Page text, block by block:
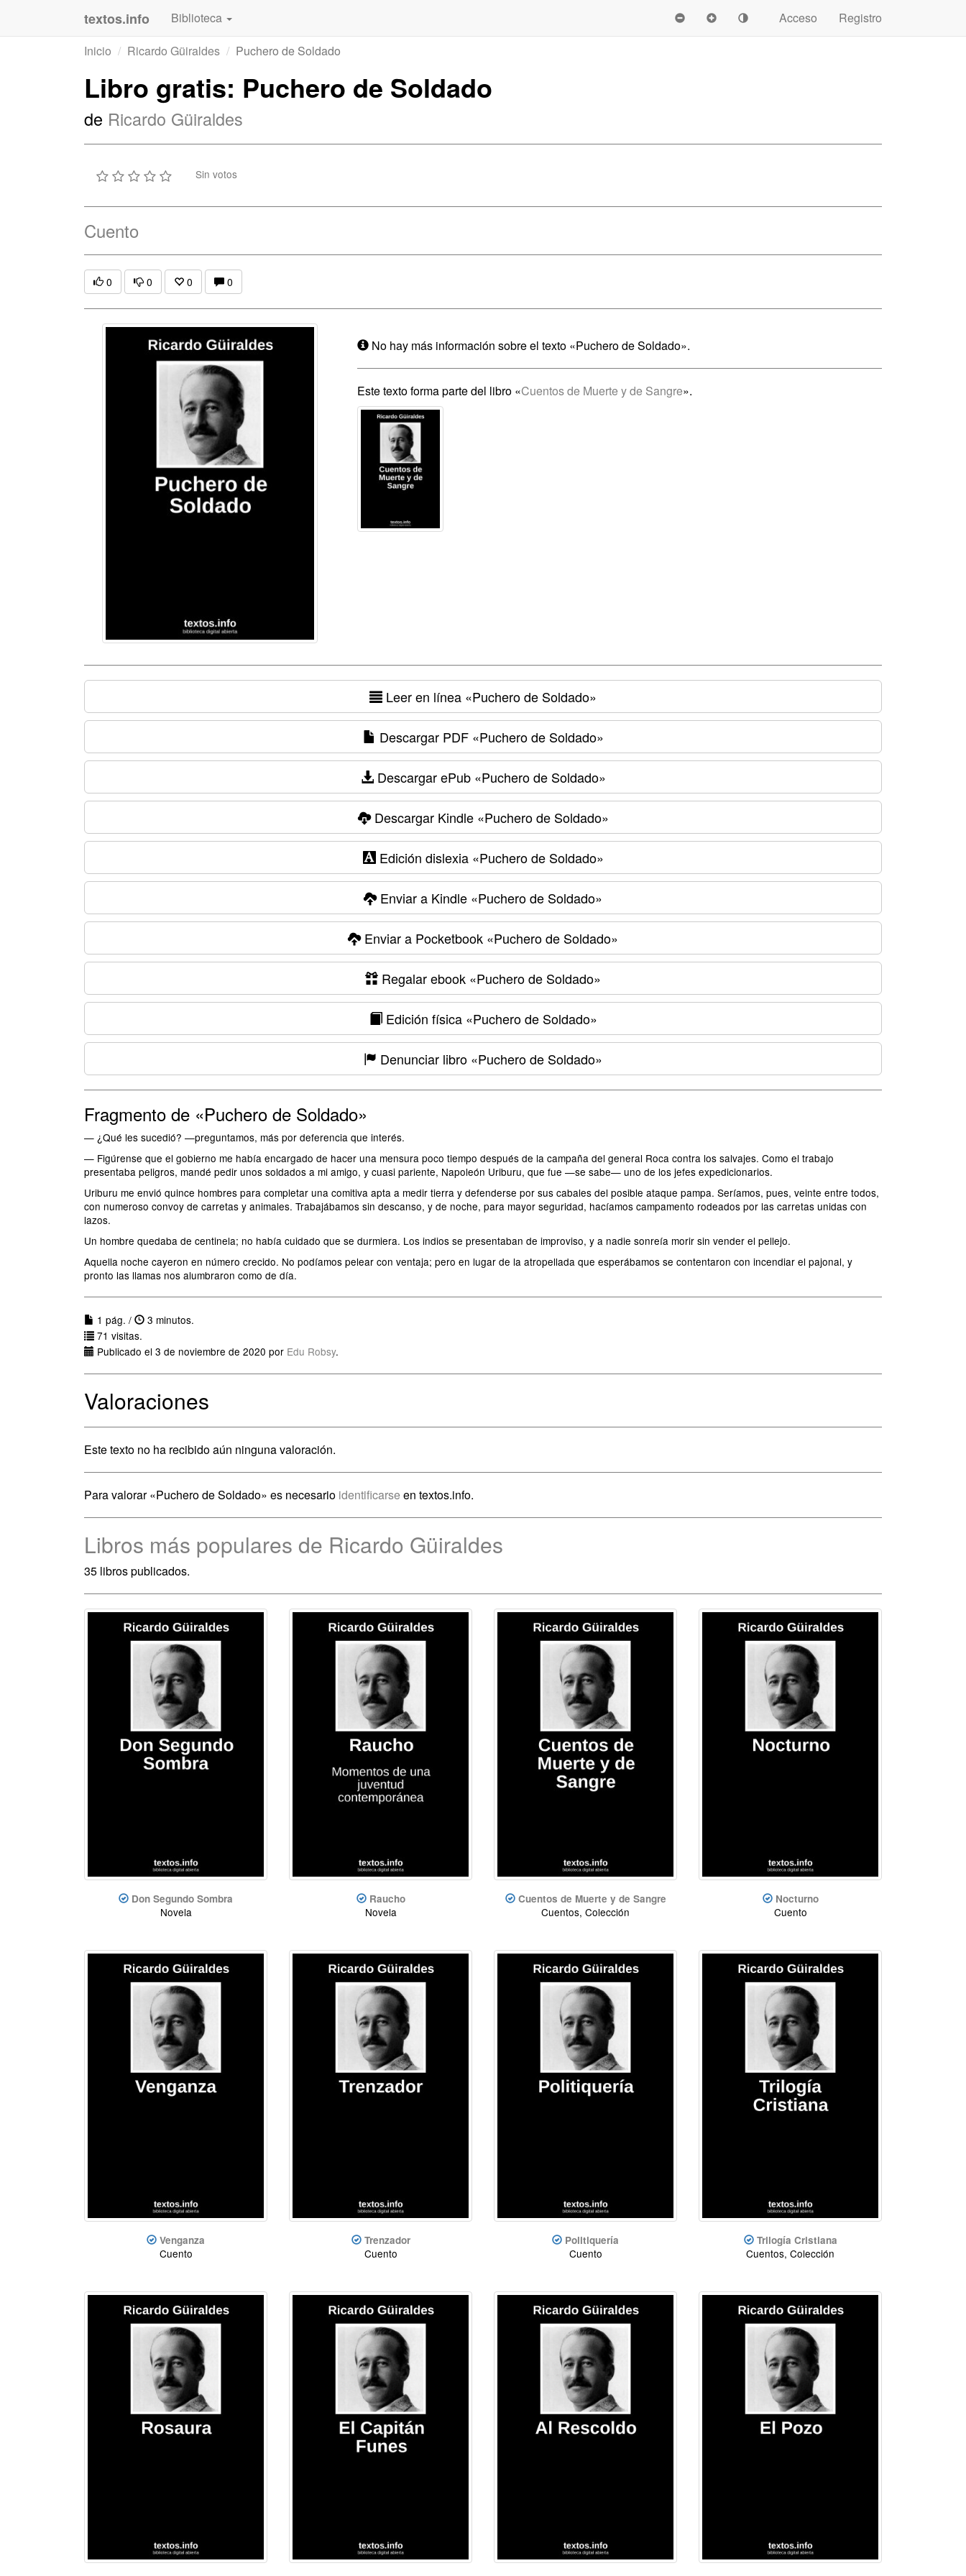
textos.info Biblioteca Acceso
Registro
Inicio
Ricardo Güiraldes Puchero de Soldado
Libro gratis: Puchero de Soldado
de Ricardo Güiraldes
Sin votos
Cuento
0 0 0 0
No hay más información sobre el texto «Puchero de Soldado».
Este texto forma parte del libro «Cuentos de Muerte y de Sangre».
Leer en línea «Puchero de Soldado»
Descargar PDF«Puchero de Soldado»
Descargar ePub«Puchero de Soldado»
Descargar Kindle«Puchero de Soldado»
Edición dislexia«Puchero de Soldado»
Enviar a Kindle «Puchero de Soldado»
Enviar a Pocketbook «Puchero de Soldado»
Regalar ebook «Puchero de Soldado»
Edición física«Puchero de Soldado»
Denunciar libro «Puchero de Soldado»
Fragmento de «Puchero de Soldado»
— ¿Qué les sucedió? —preguntamos, más por deferencia que interés.
— Figúrense que el gobierno me había encargado de hacer una mensura poco tiempo después de la campaña del general Roca contra los salvajes. Como el trabajo
presentaba peligros, mandé pedir unos soldados a mi amigo, y cuasi pariente, Napoleón Uriburu, que fue —se sabe— uno de los jefes expedicionarios.
Uriburu me envió quince hombres para completar una comitiva apta a medir tierra y defenderse por sus cabales del posible ataque pampa. Seríamos, pues, veinte entre todos,
con numeroso convoy de carretas y animales. Trabajábamos sin descanso, y de noche, para mayor seguridad, hacíamos campamento rodeados por las carretas unidas con
lazos.
Un hombre quedaba de centinela; no había cuidado que se durmiera. Los indios se presentaban de improviso, y a nadie sonreía morir sin vender el pellejo.
Aquella noche cayeron en número crecido. No podíamos pelear con ventaja; pero en lugar de la atropellada que esperábamos se contentaron con incendiar el pajonal, y
pronto las llamas nos alumbraron como de día.
1 pág. /
3 minutos.
71 visitas.
Publicado el 3 de noviembre de 2020 por Edu Robsy.
Valoraciones
Este texto no ha recibido aún ninguna valoración.
Para valorar «Puchero de Soldado» es necesario identificarse en textos.info.
Libros más populares de Ricardo Güiraldes
35 libros publicados.
Don Segundo Sombra
Novela
Raucho
Novela
Cuentos de Muerte y de Sangre
Cuentos, Colección
Nocturno
Cuento
Venganza
Cuento
Trenzador
Cuento
Politiquería
Cuento
Trilogía Cristiana
Cuentos, Colección